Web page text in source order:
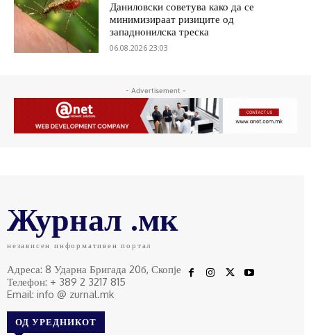
Даниловски советува како да се
минимизираат ризиците од
западнонилска треска
06.08.2026 23:03
- Advertisement -
Журнал .мк
независен информативен портал
Адреса: 8 Ударна Бригада 20б, Скопје
Телефон: + 389 2 3217 815
Email: info @ zurnal.mk
ОД УРЕДНИКОТ